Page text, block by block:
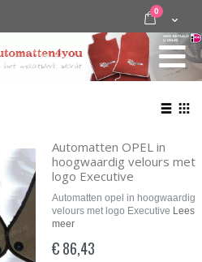
Cart
0 items
Automatten OPEL in
hoogwaardig velours met
logo Executive
Automatten opel in hoogwaardig
velours met logo Executive Lees
meer
€ 86,43